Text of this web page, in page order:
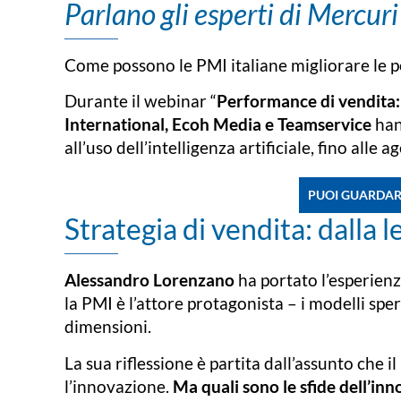
Parlano gli esperti di
Come possono le PMI italiane migliorare le
Durante il webinar “Performance di
International, Ecoh Media e Teamservice
all’uso dell’intelligenza artificiale, fino alle
PUOI
Strategia di vendita: dalla
Alessandro Lorenzano ha portato
la PMI è l’attore protagonista – i modelli
dimensioni.
La sua riflessione è partita dall’assunto
l’innovazione. Ma quali sono le sfide